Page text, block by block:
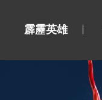
霹靂英雄